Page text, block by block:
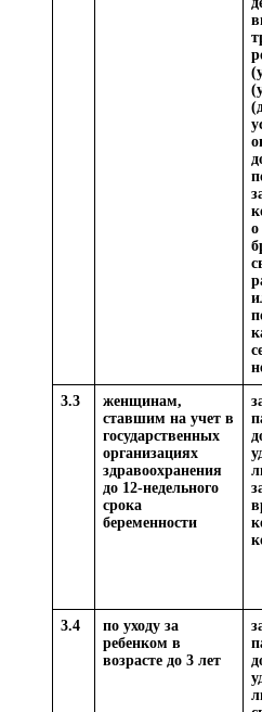
о
3.3
женщинам,
ставшим на учет в
государственных
организациях
здравоохранения
до 12-недельного
срока
беременности
3.4
по уходу за
ребенком в
возрасте до 3 лет